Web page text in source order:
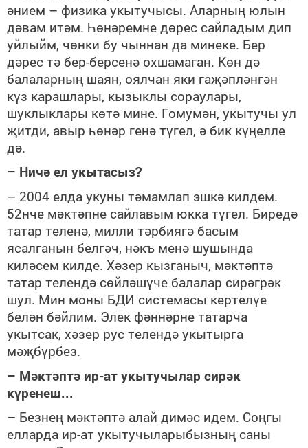
әнием – физика укытучысы. Аларның юлын
дәвам итәм. Һөнәремне дөрес сайладым дип
уйлыйм, чөнки бу чыннан да минеке. Бер
дәрес тә бер-берсенә охшамаган. Көн дә
балаларның шаян, оялчан яки гаҗәпләнгән
күз карашлары, кызыклы сораулары,
шуклыклары көтә мине. Гомумән, укытучы ул
җитди, авыр һөнәр генә түгел, ә бик күңелле
дә.
– Ничә ел укытасыз?
– 2004 елда укуны тәмамлап эшкә килдем.
52нче мәктәпне сайлавым юкка түгел. Биредә
татар теленә, милли тәрбиягә басым
ясалганын белгәч, нәкъ менә шушында
киләсем килде. Хәзер кызганыч, мәктәптә
татар телендә сөйләшүче балалар сирәгрәк
шул. Мин моны БДИ системасы кертелүе
белән бәйлим. Элек фәннәрне татарча
укытсак, хәзер рус телендә укытырга
мәҗбүрбез.
– Мәктәптә ир-ат укытучылар сирәк
күренеш...
– Безнең мәктәптә алай димәс идем. Соңгы
елларда ир-ат укытучыларыбызның саны